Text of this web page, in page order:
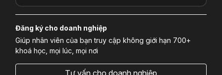
Đăng ký cho doanh nghiệp
Giúp nhân viên của bạn truy cập không giới hạn 700+
khoá học, mọi lúc, mọi nơi
Tư vấn cho doanh nghiệp